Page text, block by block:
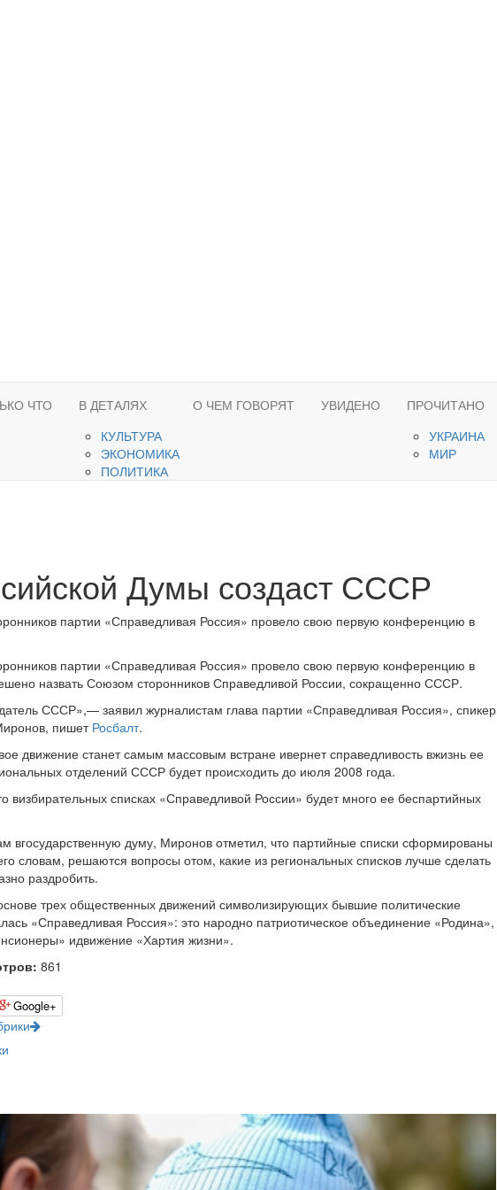
ЧТО
В ДЕТАЛЯХ
КУЛЬТУРА
ЭКОНОМИКА
ПОЛИТИКА
О ЧЕМ ГОВОРЯТ УВИДЕНО
ПРОЧИТАНО
УКРАИНА
МИР
Думы создаст СССР
партии «Справедливая Россия» провело свою первую конференцию в
партии «Справедливая Россия» провело свою первую конференцию в
назвать Союзом сторонников Справедливой России, сокращенно СССР.
СССР»,— заявил журналистам глава партии «Справедливая Россия», спикер
пишет Росбалт.
движение станет самым массовым встране ивернет справедливость вжизнь ее
отделений СССР будет происходить до июля 2008 года.
визбирательных списках «Справедливой России» будет много ее беспартийных
вгосударственную думу, Миронов отметил, что партийные списки сформированы
словам, решаются вопросы отом, какие из региональных списков лучше сделать
раздробить.
трех общественных движений символизирующих бывшие политические
«Справедливая Россия»: это народно патриотическое объединение «Родина»,
идвижение «Хартия жизни».
861
Google+